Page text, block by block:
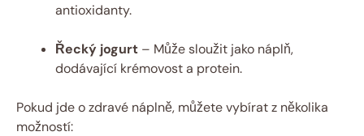
antioxidanty.
Řecký jogurt – Může sloužit jako náplň,
dodávající krémovost a protein.
Pokud jde o zdravé náplně, můžete vybírat z několika
možností: